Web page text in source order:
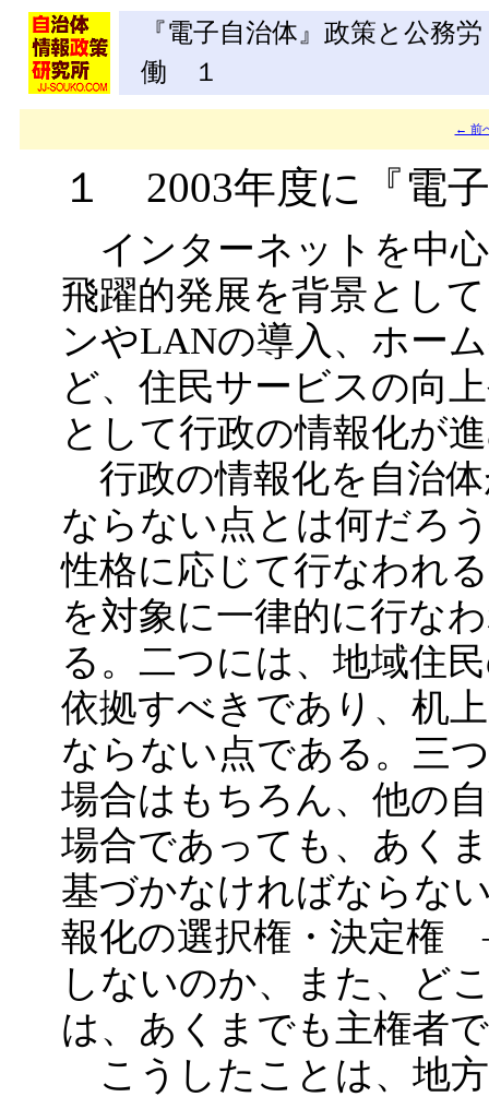
『電子自治体』政策と公務労
働 １
← 前
１ 2003年度に『電
インターネットを中
飛躍的発展を背景とし
ンやLANの導入、ホー
ど、住民サービスの向
として行政の情報化が
行政の情報化を自治
ならない点とは何だろ
性格に応じて行なわれ
を対象に一律的に行な
る。二つには、地域住
依拠すべきであり、机
ならない点である。三
場合はもちろん、他の
場合であっても、あく
基づかなければならな
報化の選択権・決定
しないのか、また、
は、あくまでも主権者
こうしたことは、地